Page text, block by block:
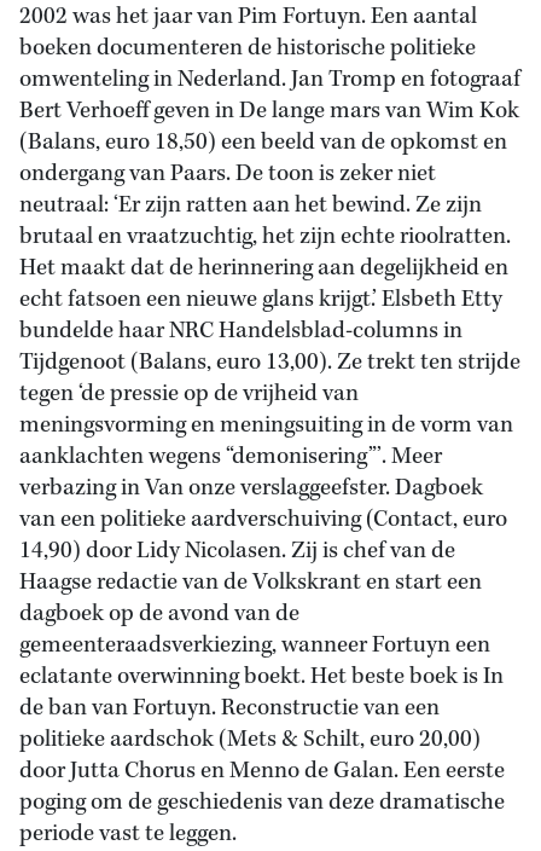
2002 was het jaar van Pim Fortuyn. Een aantal
boeken documenteren de historische politieke
omwenteling in Nederland. Jan Tromp en fotograaf
Bert Verhoeff geven in De lange mars van Wim Kok
(Balans, euro 18,50) een beeld van de opkomst en
ondergang van Paars. De toon is zeker niet
neutraal: ‘Er zijn ratten aan het bewind. Ze zijn
brutaal en vraatzuchtig, het zijn echte rioolratten.
Het maakt dat de herinnering aan degelijkheid en
echt fatsoen een nieuwe glans krijgt.’ Elsbeth Etty
bundelde haar NRC Handelsblad-columns in
Tijdgenoot (Balans, euro 13,00). Ze trekt ten strijde
tegen ‘de pressie op de vrijheid van
meningsvorming en meningsuiting in de vorm van
aanklachten wegens “demonisering”’. Meer
verbazing in Van onze verslaggeefster. Dagboek
van een politieke aardverschuiving (Contact, euro
14,90) door Lidy Nicolasen. Zij is chef van de
Haagse redactie van de Volkskrant en start een
dagboek op de avond van de
gemeenteraadsverkiezing, wanneer Fortuyn een
eclatante overwinning boekt. Het beste boek is In
de ban van Fortuyn. Reconstructie van een
politieke aardschok (Mets & Schilt, euro 20,00)
door Jutta Chorus en Menno de Galan. Een eerste
poging om de geschiedenis van deze dramatische
periode vast te leggen.